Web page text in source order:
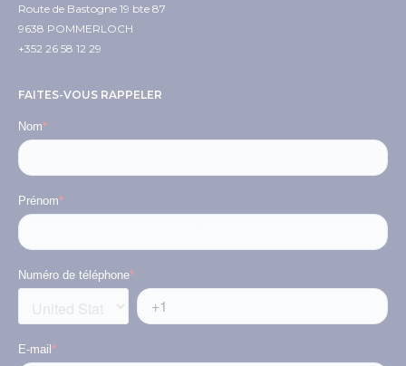
Route de Bastogne 19 bte 87
9638 POMMERLOCH
+352 26 58 12 29
FAITES-VOUS RAPPELER
Nom*
Prénom*
Numéro de téléphone*
E-mail *